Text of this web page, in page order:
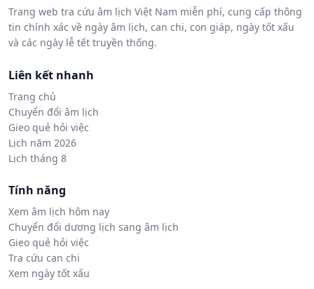
Trang web tra cứu âm lịch Việt Nam miễn phí, cung cấp thông
tin chính xác về ngày âm lịch, can chi, con giáp, ngày tốt xấu
và các ngày lễ tết truyền thống.
Liên kết nhanh
Trang chủ
Chuyển đổi âm lịch
Gieo quẻ hỏi việc
Lịch năm 2026
Lịch tháng 8
Tính năng
Xem âm lịch hôm nay
Chuyển đổi dương lịch sang âm lịch
Gieo quẻ hỏi việc
Tra cứu can chi
Xem ngày tốt xấu